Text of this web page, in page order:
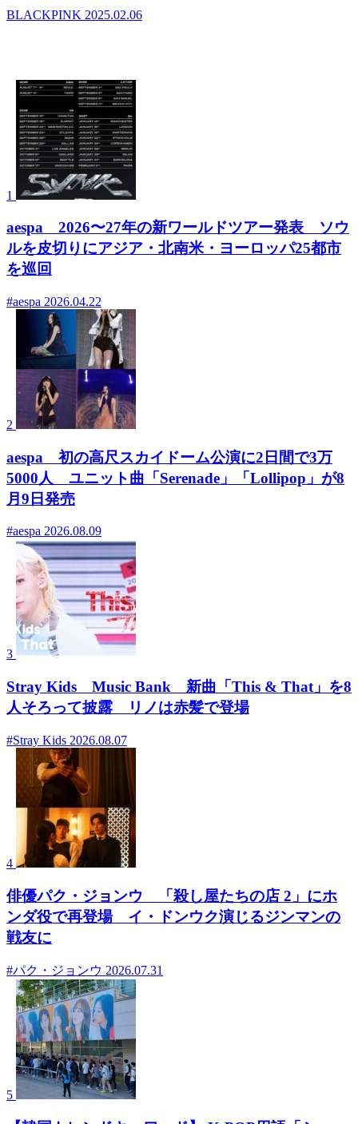
BLACKPINK 2025.02.06
1
aespa 2026〜27年の新ワールドツアー発表 ソウ
ルを皮切りにアジア・北南米・ヨーロッパ25都市
を巡回
#aespa 2026.04.22
2
aespa 初の高尺スカイドーム公演に2日間で3万
5000人 ユニット曲「Serenade」「Lollipop」が8
月9日発売
#aespa 2026.08.09
3
Stray Kids Music Bank 新曲「This & That」を8
人そろって披露 リノは赤髪で登場
#Stray Kids 2026.08.07
4
俳優パク・ジョンウ 「殺し屋たちの店 2」にホ
ンダ役で再登場 イ・ドンウク演じるジンマンの
戦友に
#パク・ジョンウ 2026.07.31
5